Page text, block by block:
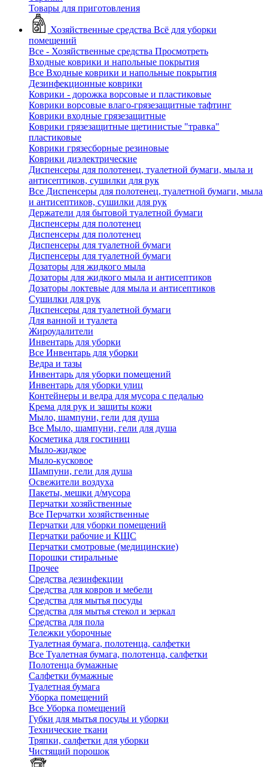
Товары для приготовления
Хозяйственные средства Всё для уборки
помещений
Все - Хозяйственные средства Просмотреть
Входные коврики и напольные покрытия
Все Входные коврики и напольные покрытия
Дезинфекционные коврики
Коврики - дорожка ворсовые и пластиковые
Коврики ворсовые влаго-грязезащитные тафтинг
Коврики входные грязезащитные
Коврики грязезащитные щетинистые "травка"
пластиковые
Коврики грязесборные резиновые
Коврики диэлектрические
Диспенсеры для полотенец, туалетной бумаги, мыла и
антисептиков, сушилки для рук
Все Диспенсеры для полотенец, туалетной бумаги, мыла
и антисептиков, сушилки для рук
Держатели для бытовой туалетной бумаги
Диспенсеры для полотенец
Диспенсеры для полотенец
Диспенсеры для туалетной бумаги
Диспенсеры для туалетной бумаги
Дозаторы для жидкого мыла
Дозаторы для жидкого мыла и антисептиков
Дозаторы локтевые для мыла и антисептиков
Сушилки для рук
Диспенсеры для туалетной бумаги
Для ванной и туалета
Жироудалители
Инвентарь для уборки
Все Инвентарь для уборки
Ведра и тазы
Инвентарь для уборки помещений
Инвентарь для уборки улиц
Контейнеры и ведра для мусора с педалью
Крема для рук и защиты кожи
Мыло, шампуни, гели для душа
Все Мыло, шампуни, гели для душа
Косметика для гостиниц
Мыло-жидкое
Мыло-кусковое
Шампуни, гели для душа
Освежители воздуха
Пакеты, мешки д/мусора
Перчатки хозяйственные
Все Перчатки хозяйственные
Перчатки для уборки помещений
Перчатки рабочие и КЩС
Перчатки смотровые (медицинские)
Порошки стиральные
Прочее
Средства дезинфекции
Средства для ковров и мебели
Средства для мытья посуды
Средства для мытья стекол и зеркал
Средства для пола
Тележки уборочные
Туалетная бумага, полотенца, салфетки
Все Туалетная бумага, полотенца, салфетки
Полотенца бумажные
Салфетки бумажные
Туалетная бумага
Уборка помещений
Все Уборка помещений
Губки для мытья посуды и уборки
Технические ткани
Тряпки, салфетки для уборки
Чистящий порошок